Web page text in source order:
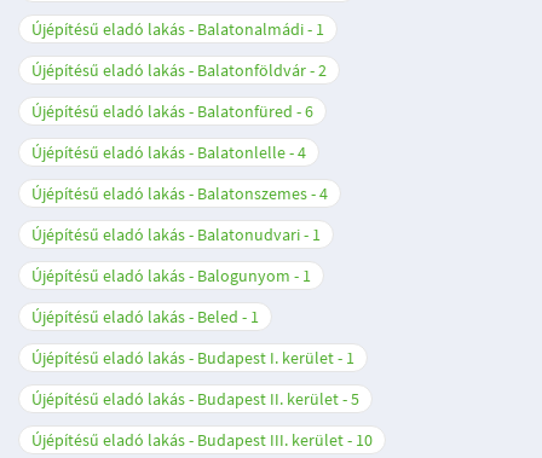
Újépítésű eladó lakás - Balatonalmádi
1
Újépítésű eladó lakás - Balatonföldvár 2
Újépítésű eladó lakás - Balatonfüred
6
Újépítésű eladó lakás - Balatonlelle 4
Újépítésű eladó lakás - Balatonszemes 4
Újépítésű eladó lakás - Balatonudvari
1
Újépítésű eladó lakás - Balogunyom
1
Újépítésű eladó lakás - Beled
1
Újépítésű eladó lakás - Budapest I. kerület
1
Újépítésű eladó lakás - Budapest II. kerület 5
Újépítésű eladó lakás - Budapest III. kerület
10